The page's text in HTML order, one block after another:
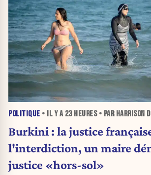
POLITIQUE • IL Y A 23 HEURES• PAR HARRISON
Burkini : la justice
l'interdiction, un maire
justice «hors-sol»